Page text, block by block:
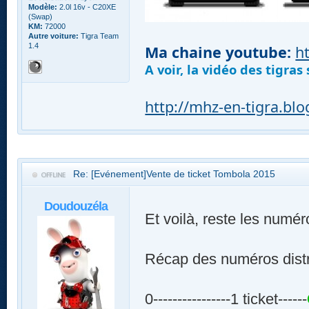
Modèle: 2.0l 16v - C20XE
(Swap)
KM: 72000
Autre voiture: Tigra Team
1.4
Ma chaine youtube:
A voir, la vidéo des tigras
http://mhz-en-
Re: [Evénement]Vente de ticket Tombola 2015
Doudouzéla
Et voilà, reste les
Récap des numéros
0----------------1 ticket------